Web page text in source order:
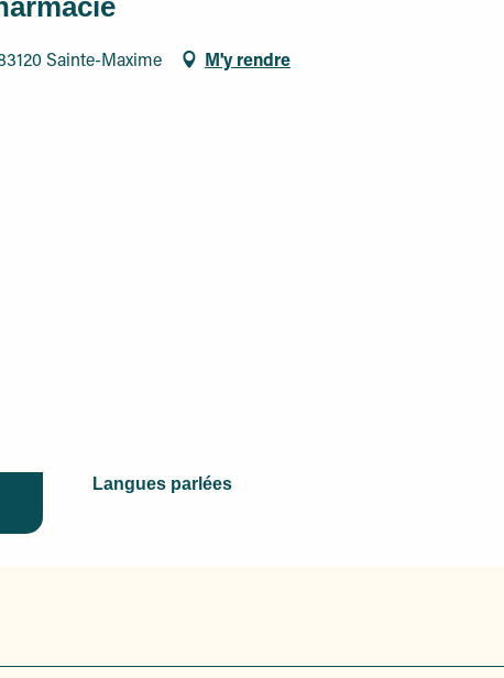
Sainte-Maxime M'y rendre
Langues parlées
Langues parlées